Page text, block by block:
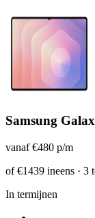
Samsung
vanaf€480 p/m
of€1439 ineens · 3
In termijnen